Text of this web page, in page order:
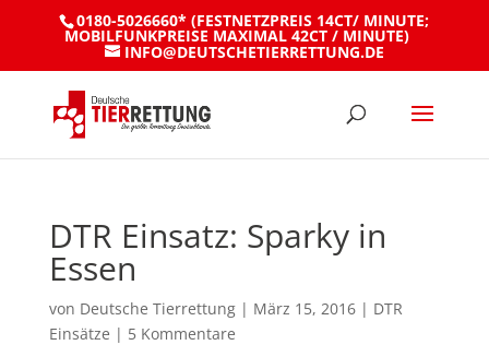
0180-5026660* (FESTNETZPREIS 14CT/ MINUTE;
MOBILFUNKPREISE MAXIMAL 42CT / MINUTE)
INFO@DEUTSCHETIERRETTUNG.DE
DTR Einsatz: Sparky in
Essen
von Deutsche Tierrettung| März 15, 2016| DTR
Einsätze | 5 Kommentare